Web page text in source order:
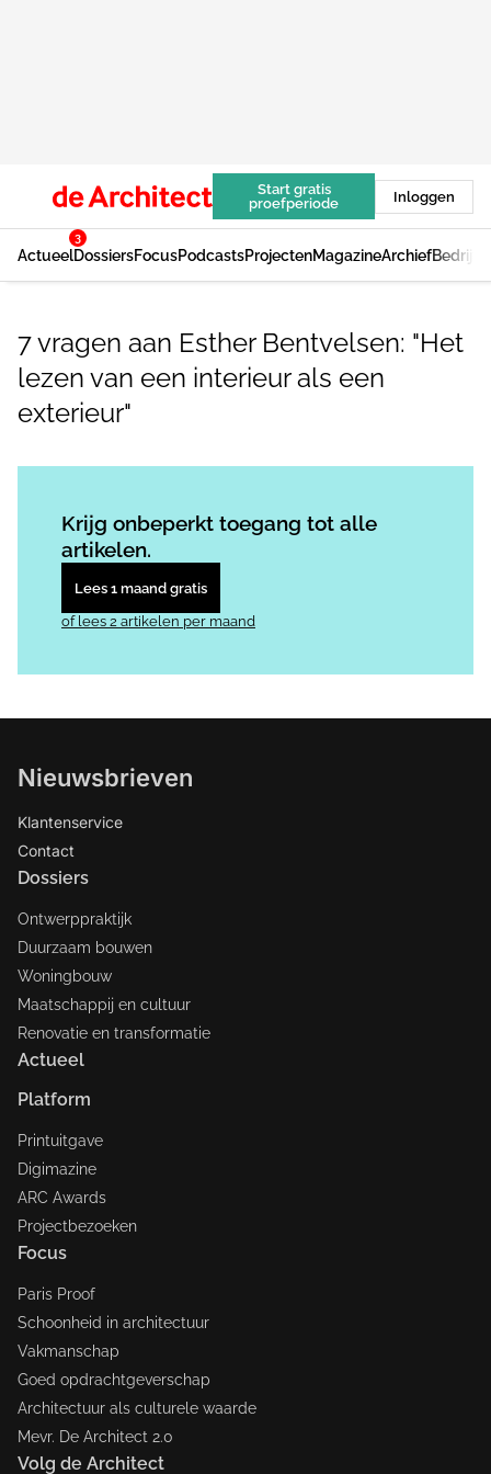
Start gratis
proefperiode
Inloggen
Actueel
3
DossiersFocusPodcastsProjectenMagazineArchief
7 vragen aan Esther Bentvelsen: "Het
lezen van een interieur als een
exterieur"
Krijg onbeperkt toegang tot alle
artikelen.
Lees 1 maand gratis
of lees 2 artikelen per maand
Nieuwsbrieven
Klantenservice
Contact
Dossiers
Ontwerppraktijk
Duurzaam bouwen
Woningbouw
Maatschappij en cultuur
Renovatie en transformatie
Actueel
Platform
Printuitgave
Digimazine
ARC Awards
Projectbezoeken
Focus
Paris Proof
Schoonheid in architectuur
Vakmanschap
Goed opdrachtgeverschap
Architectuur als culturele waarde
Mevr. De Architect 2.0
Volg de Architect